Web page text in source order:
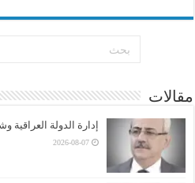
مقالات
إدارة الدولة
2026-08-07